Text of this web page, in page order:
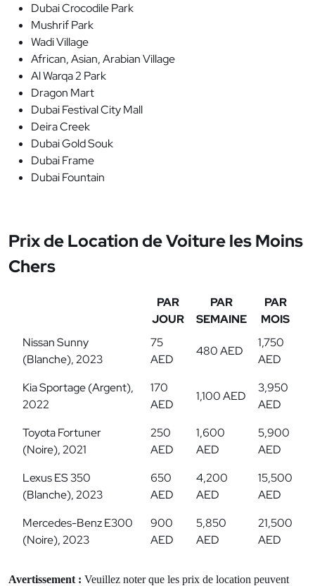
Dubai Crocodile Park
Mushrif Park
Wadi Village
African, Asian, Arabian Village
Al Warqa 2 Park
Dragon Mart
Dubai Festival City Mall
Deira Creek
Dubai Gold Souk
Dubai Frame
Dubai Fountain
Prix de Location de Voiture les Moins
Chers
PAR
JOUR
PAR
SEMAINE
PAR
MOIS
Nissan Sunny
(Blanche), 2023
75
AED
480 AED
1,750
AED
Kia Sportage (Argent),
2022
170
AED
1,100 AED
3,950
AED
Toyota Fortuner
(Noire), 2021
250
AED
1,600
AED
5,900
AED
Lexus ES 350
(Blanche), 2023
650
AED
4,200
AED
15,500
AED
Mercedes-Benz E300
(Noire), 2023
900
AED
5,850
AED
21,500
AED
Avertissement : Veuillez noter que les prix de location peuvent